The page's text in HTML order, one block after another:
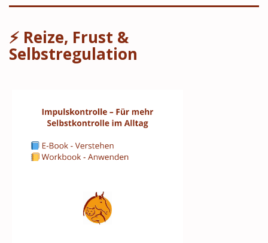
⚡ Reize, Frust &
Selbstregulation